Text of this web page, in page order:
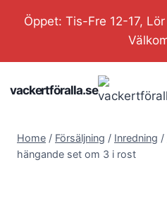
Öppet: Tis-Fre 12-17,
vackertföralla.se
Home / Försäljning / Inredning /
hängande set om 3 i rost